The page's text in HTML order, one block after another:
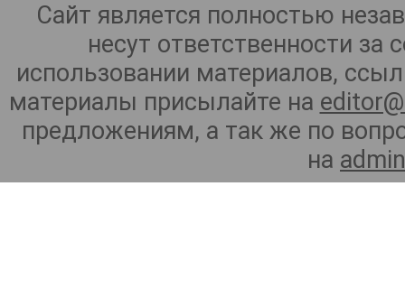
Сайт является полностью
несут ответственности
использовании материалов,
материалы присылайте на
предложениям, а так же по
на